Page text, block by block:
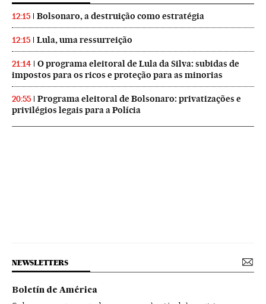
12:15 Bolsonaro, a destruição como estratégia
12:15 Lula, uma ressurreição
21:14
O programa eleitoral de Lula da Silva: subidas de
impostos para os ricos e proteção para as minorias
20:55
Programa eleitoral de Bolsonaro: privatizações e
privilégios legais para a Polícia
NEWSLETTERS
Boletín de América